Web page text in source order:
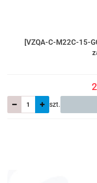
[VZQA-C-M22C-15-
szt.